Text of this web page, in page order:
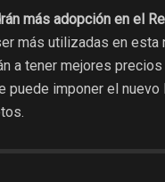
más adopción en el
más utilizadas en esta
a tener mejores
puede imponer el